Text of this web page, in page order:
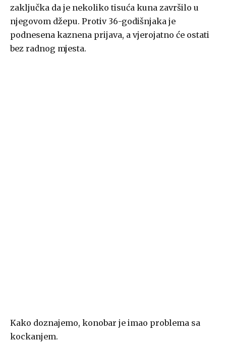
zaključka da je nekoliko tisuća kuna završilo u
njegovom džepu. Protiv 36-godišnjaka je
podnesena kaznena prijava, a vjerojatno će ostati
bez radnog mjesta.
Kako doznajemo, konobar je imao problema sa
kockanjem.